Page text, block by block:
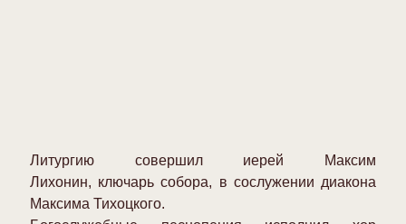
Литургию совершил иерей Максим
Лихонин, ключарь собора, в сослужении диакона
Максима Тихоцкого.
Богослужебные песнопения исполнил хор